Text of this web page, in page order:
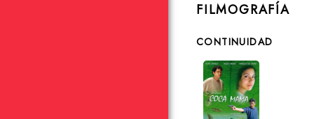
FILMOGRAFÍA
CONTINUIDAD